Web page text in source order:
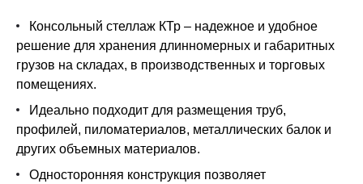
Консольный стеллаж КТр – надежное и удобное
решение для хранения длинномерных и габаритных
грузов на складах, в производственных и торговых
помещениях.
Идеально подходит для размещения труб,
профилей, пиломатериалов, металлических балок и
других объемных материалов.
Односторонняя конструкция позволяет